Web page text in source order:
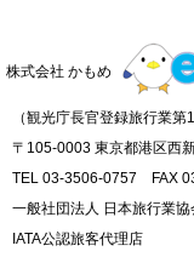
株式会社 かもめ
（観光庁長官登録旅行業第
〒105-0003 東京都港区西
TEL 03-3506-0757 FAX
一般社団法人 日本旅行業協
IATA公認旅客代理店